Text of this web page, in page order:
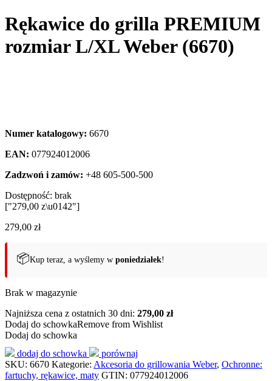
Rękawice do grilla PREMIUM
rozmiar L/XL Weber (6670)
Numer katalogowy: 6670
EAN: 077924012006
Zadzwoń i zamów: +48 605-500-500
Dostępność: brak
["279,00 z\u0142"]
279,00 zł
📦Kup teraz, a wyślemy w poniedziałek!
Brak w magazynie
Najniższa cena z ostatnich 30 dni: 279,00 zł
Dodaj do schowkaRemove from Wishlist
Dodaj do schowka
dodaj do schowka
porównaj
SKU: 6670 Kategorie: Akcesoria do grillowania Weber, Ochronne:
fartuchy, rękawice, maty GTIN: 077924012006